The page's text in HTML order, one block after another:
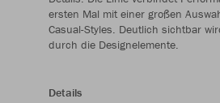
ersten Mal mit einer großen
Casual-Styles. Deutlich sichtbar
durch die Designelemente.
Details